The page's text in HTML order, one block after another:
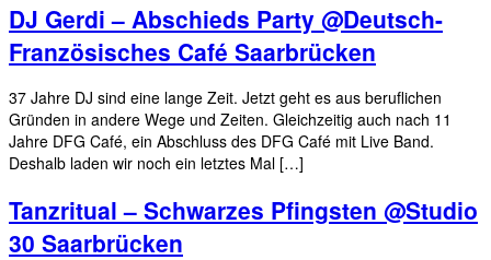
DJ Gerdi – Abschieds Party @Deutsch-
Französisches Café Saarbrücken
37 Jahre DJ sind eine lange Zeit. Jetzt geht es aus beruflichen
Gründen in andere Wege und Zeiten. Gleichzeitig auch nach 11
Jahre DFG Café, ein Abschluss des DFG Café mit Live Band.
Deshalb laden wir noch ein letztes Mal […]
Tanzritual – Schwarzes Pfingsten @Studio
30 Saarbrücken